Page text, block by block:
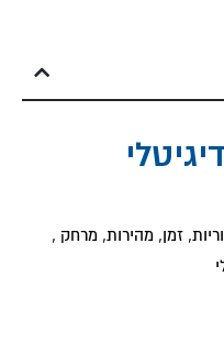
6 מצבים: קלוריות, זמן, מהירות, מרחק ,